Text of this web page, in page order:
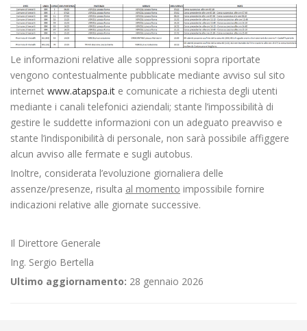
Le informazioni relative alle soppressioni sopra riportate
vengono contestualmente pubblicate mediante avviso sul sito
internet www.atapspa.it e comunicate a richiesta degli utenti
mediante i canali telefonici aziendali; stante l’impossibilità di
gestire le suddette informazioni con un adeguato preavviso e
stante l’indisponibilità di personale, non sarà possibile affiggere
alcun avviso alle fermate e sugli autobus.
Inoltre, considerata l’evoluzione giornaliera delle
assenze/presenze, risulta al momento impossibile fornire
indicazioni relative alle giornate successive.
Il Direttore Generale
Ing. Sergio Bertella
Ultimo aggiornamento: 28 gennaio 2026